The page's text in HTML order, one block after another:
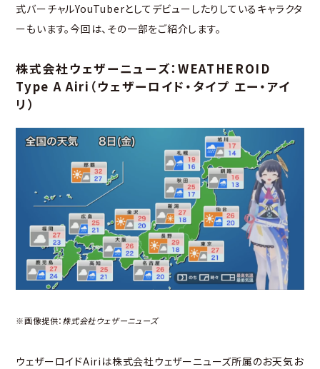
式バーチャルYouTuberとしてデビューしたりしているキャラクタ
ーもいます。今回は、その一部をご紹介します。
株式会社ウェザーニューズ：WEATHEROID
Type A Airi（ウェザーロイド・タイプ エー・アイ
リ）
※画像提供：株式会社ウェザーニューズ
ウェザーロイドAiriは株式会社ウェザーニューズ所属のお天気お